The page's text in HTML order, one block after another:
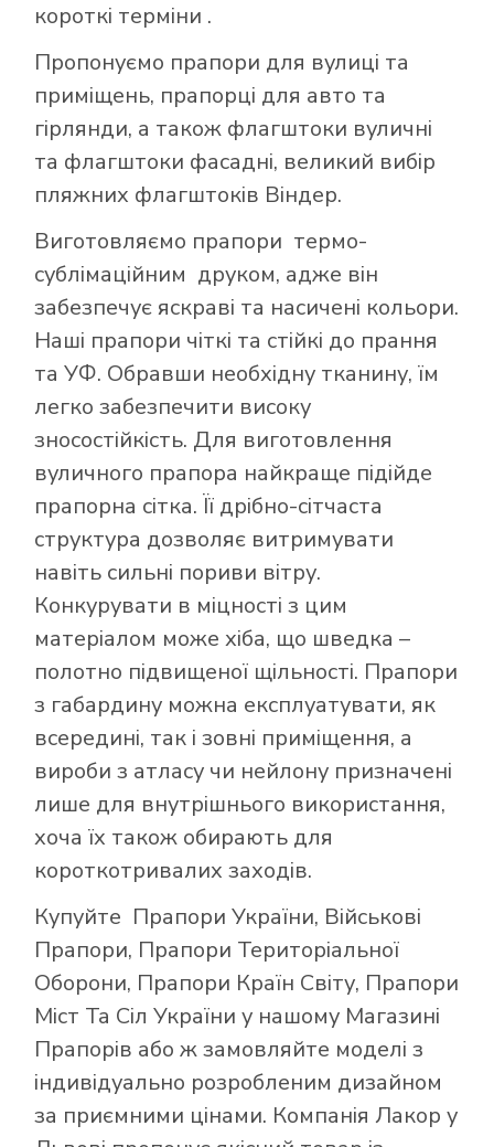
короткі терміни .
Пропонуємо прапори для вулиці та
приміщень, прапорці для авто та
гірлянди, а також флагштоки вуличні
та флагштоки фасадні, великий вибір
пляжних флагштоків Віндер.
Виготовляємо прапори термо-
сублімаційним друком, адже він
забезпечує яскраві та насичені кольори.
Наші прапори чіткі та стійкі до прання
та УФ. Обравши необхідну тканину, їм
легко забезпечити високу
зносостійкість. Для виготовлення
вуличного прапора найкраще підійде
прапорна сітка. Її дрібно-сітчаста
структура дозволяє витримувати
навіть сильні пориви вітру.
Конкурувати в міцності з цим
матеріалом може хіба, що шведка –
полотно підвищеної щільності. Прапори
з габардину можна експлуатувати, як
всередині, так і зовні приміщення, а
вироби з атласу чи нейлону призначені
лише для внутрішнього використання,
хоча їх також обирають для
короткотривалих заходів.
Купуйте Прапори України, Військові
Прапори, Прапори Територіальної
Оборони, Прапори Країн Світу, Прапори
Міст Та Сіл України у нашому Магазині
Прапорів або ж замовляйте моделі з
індивідуально розробленим дизайном
за приємними цінами. Компанія Лакор у